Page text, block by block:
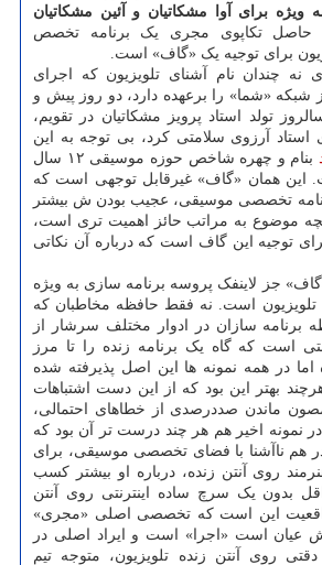
ویژه برای آوا مشکاتیان و آئین مشکاتیان
حاصل تکاپوی مجری یک برنامه تخصص
برای توجیه یک «گاف» است.
چندان نام آشنای تلویزیون که اجرای
از شبکه «شما» را برعهده دارد، دو روز پیش و
تولد استاد پرویز مشکاتیان در تقویم،
استاد آرزوی سلامتی کرد، بی توجه به این
بنام و چهره شاخص حوزه موسیقی ۱۲ سال
این همان «گاف» غیرقابل توجهی است که
تخصصی موسیقی، عجیب بودن ش بیشتر
موضوع به مراتب حائز اهمیت تری است،
توجیه این گاف است که درباره آن نکاتی
جز لاینفک پروسه برنامه سازی به ویژه
تلویزیون است. نه فقط حافظه مخاطبان که
برنامه سازان در ادوار مختلف سرشار از
است که گاه یک برنامه زنده را تا مرز
اما در همه نمونه ها این اصل پذیرفته شده
بهتر این بود که از این دست اشتباهات
ماندن صددرصدی از خطاهای احتمالی،
نمونه اخیر هم هر چند درست تر آن بود که
هم ناآشنا با فضای تخصصی موسیقی، برای
روی آنتن زنده، درباره او بیشتر کسب
بدون یک سرچ ساده اینترنتی روی آنتن
این است که تخصصی اصلی «مجری»
عیان است «اجرا» است و ایراد اصلی در
روی آنتن زنده تلویزیون، متوجه تیم